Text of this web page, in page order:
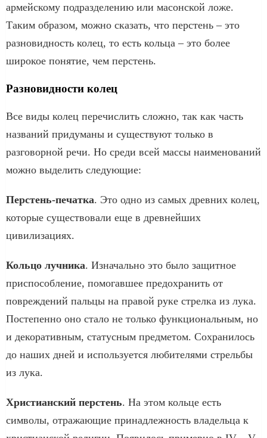
армейскому подразделению или масонской ложе.
Таким образом, можно сказать, что перстень – это
разновидность колец, то есть кольца – это более
широкое понятие, чем перстень.
Разновидности колец
Все виды колец перечислить сложно, так как часть
названий придуманы и существуют только в
разговорной речи. Но среди всей массы наименований
можно выделить следующие:
Перстень-печатка. Это одно из самых древних колец,
которые существовали еще в древнейших
цивилизациях.
Кольцо лучника. Изначально это было защитное
приспособление, помогавшее предохранить от
повреждений пальцы на правой руке стрелка из лука.
Постепенно оно стало не только функциональным, но
и декоративным, статусным предметом. Сохранилось
до наших дней и используется любителями стрельбы
из лука.
Христианский перстень. На этом кольце есть
символы, отражающие принадлежность владельца к